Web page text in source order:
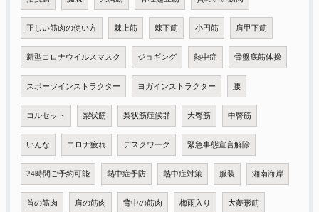
正しい筋肉の使い方 棘上筋 棘下筋 小円筋 肩甲下筋
新型コロナウイルスマスク ジョギング 熱中症 骨盤底筋体操
スポーツインストラクター ヨガインストラクター 腰
コルセット 梨状筋 梨状筋症候群 大臀筋 中臀筋
いんな コロナ疲れ デスクワーク 緊急事態宣言解除
24時間ご予約可能 熱中症予防 熱中症対策 服装 湘南海岸
首の筋肉 肩の筋肉 背中の筋肉 梅雨入り 大菱形筋